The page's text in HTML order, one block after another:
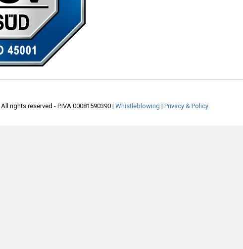
rights reserved - P.IVA 00081590390| Whistleblowing | Privacy & Policy